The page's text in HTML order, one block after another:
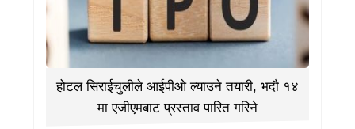
होटल सिराईचुलीले आईपीओ ल्याउने तयारी, भदौ १४
मा एजीएमबाट प्रस्ताव पारित गरिने